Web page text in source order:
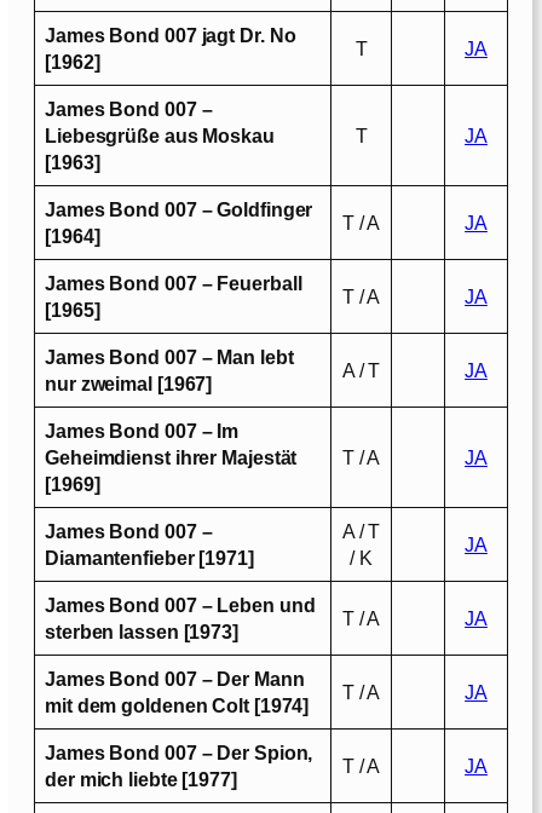
James Bond 007 jagt Dr. No
[1962]
T JA
James Bond 007 –
Liebesgrüße aus Moskau
[1963]
T JA
James Bond 007 – Goldfinger
[1964]
T / A JA
James Bond 007 – Feuerball
[1965]
T / A JA
James Bond 007 – Man lebt
nur zweimal [1967]
A / T JA
James Bond 007 – Im
Geheimdienst ihrer Majestät
[1969]
T / A JA
James Bond 007 –
Diamantenfieber [1971]
A / T
/ K
JA
James Bond 007 – Leben und
sterben lassen [1973]
T / A JA
James Bond 007 – Der Mann
mit dem goldenen Colt [1974]
T / A JA
James Bond 007 – Der Spion,
der mich liebte [1977]
T / A JA